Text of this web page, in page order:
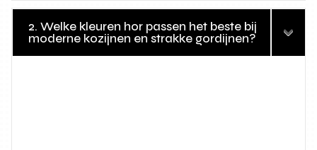
2. Welke kleuren hor passen het beste bij
moderne kozijnen en strakke gordijnen?